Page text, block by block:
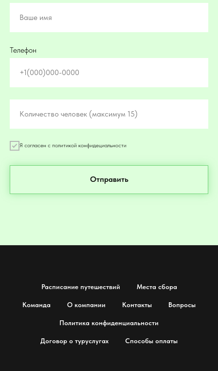
Ваше имя
Телефон
+1(000)000-0000
Количество человек (максимум 15)
Я согласен с политикой конфидециальности
Отправить
Расписание путешествий Места сбора
Команда О компании Контакты Вопросы
Политика конфиденциальности
Договор о туруслугах Способы оплаты